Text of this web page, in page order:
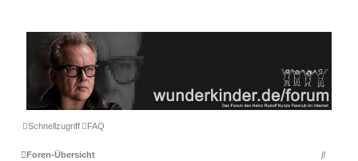
Schnellzugriff FAQ
Foren-Übersicht